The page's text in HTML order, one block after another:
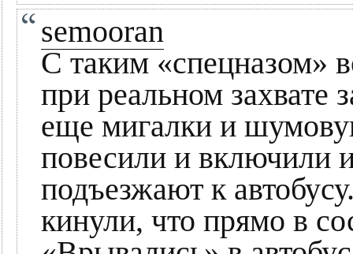
semooran
С таким «спецназом»
при реальном захвате
еще мигалки и
повесили и включили
подъезжают к
кинули, что прямо в